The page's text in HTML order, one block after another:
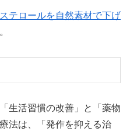
テロールを自然素材で下げ
生活習慣の改善」と「薬物
法は、「発作を抑える治